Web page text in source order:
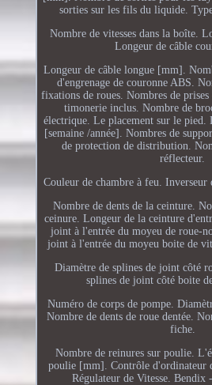
sorties sur les fils du liquide.
Nombre de vitesses dans la boîte.
Longeur de câble
Longeur de câble longue [mm].
d'engrenage de couronne ABS.
fixations de roues. Nombres de
timonerie inclus. Nombre de
électrique. Le placement sur le
[semaine /année]. Nombres de
de protection de distribution.
réflecteur.
Couleur de chambre à feu.
Nombre de dents de la ceinture.
ceinure. Longeur de la ceinture
joint à l'entrée du moyeu de roue-
joint à l'entrée du moyeu boite de
Diamètre de splines de joint côté
splines de joint côté boite
Numéro de corps de pompe.
Nombre de dents de roue dentée.
fiche.
Nombre de reinures sur poulie.
poulie [mm]. Contrôle d'ordinateur
Régulateur de Vitesse. Bendix